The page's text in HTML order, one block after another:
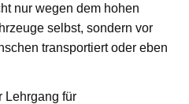
nur wegen dem hohen
selbst, sondern vor
transportiert oder eben
Lehrgang für